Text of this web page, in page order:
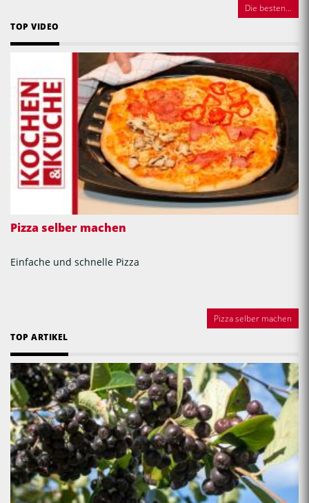
Die besten...
TOP VIDEO
Pizza selber machen
Einfache und schnelle Pizza
Pizza selber machen
TOP ARTIKEL